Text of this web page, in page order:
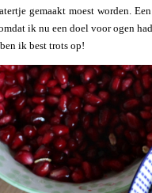
gemaakt moest worden.
ik nu een doel voor ogen
ik best trots op!